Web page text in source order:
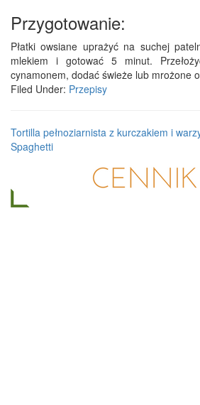
Przygotowanie:
Płatki owsiane uprażyć na suchej
mlekiem i gotować 5 minut.
cynamonem, dodać świeże lub mrożone
Filed Under: Przepisy
Tortilla pełnoziarnista z kurczakiem i
Spaghetti